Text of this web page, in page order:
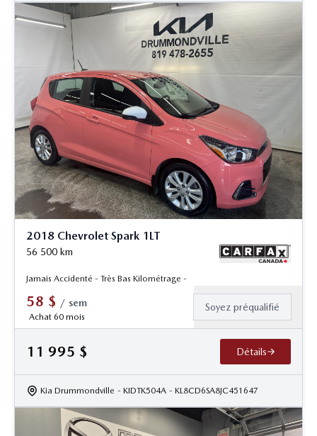
2018 Chevrolet Spark 1LT
56 500 km
Jamais Accidenté - Très Bas Kilométrage -
58 $ / sem
Achat 60 mois
Soyez préqualifié
11 995 $ Détails
Kia Drummondville - KIDTK504A - KL8CD6SA8JC451647